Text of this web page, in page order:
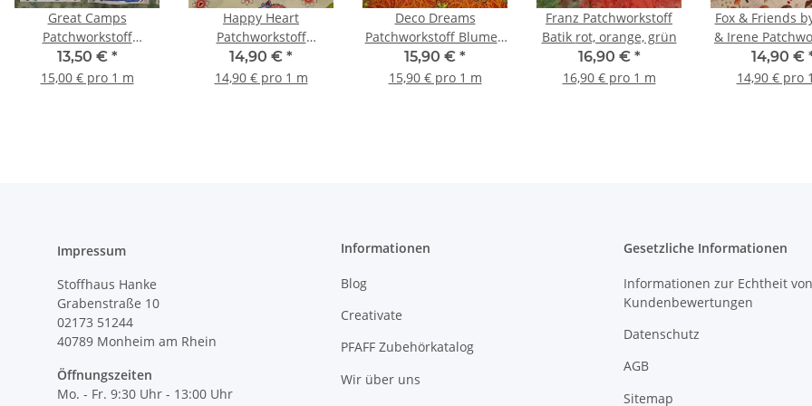
Great Camps
Patchworkstoff
Camping natur, grün,
gelb, rot, blau, braun
13,50 € *
15,00 € pro 1 m
Happy Heart
Patchworkstoff
Blumenherzen mit
Vögeln natur, rosa,
14,90 € *
14,90 € pro 1 m
Deco Dreams
Patchworkstoff Blumen
kiwi, orange, gold
15,90 € *
15,90 € pro 1 m
Franz Patchworkstoff
Batik rot, orange, grün
16,90 € *
16,90 € pro 1 m
Fox & Friends
& Irene
Pilze natur,
braun, grün
14,90 €
14,90 € pro
Impressum
Stoffhaus Hanke
Grabenstraße 10
02173 51244
40789 Monheim am Rhein
Öffnungszeiten
Mo. - Fr. 9:30 Uhr - 13:00 Uhr
Informationen
Blog
Creativate
PFAFF Zubehörkatalog
Wir über uns
Gesetzliche Informationen
Informationen zur Echtheit von
Kundenbewertungen
Datenschutz
AGB
Sitemap